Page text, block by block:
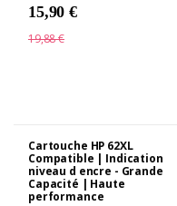
15,90 €
19,88 €
Cartouche HP 62XL
Compatible | Indication
niveau d encre - Grande
Capacité | Haute
performance